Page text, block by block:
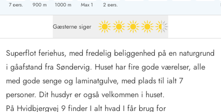
7pers. 900m 1000 m Max 1 2 pers.
Gæsterne siger 4.5 ud af 5
Superflot feriehus, med fredelig beliggenhed på en naturgrund
i gåafstand fra Søndervig. Huset har fire gode værelser, alle
med gode senge og laminatgulve, med plads til ialt 7
personer. Dit husdyr er også velkommen i huset.
På Hvidbjergvej 9 finder I alt hvad I får brug for